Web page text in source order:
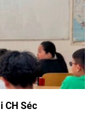
CH Séc